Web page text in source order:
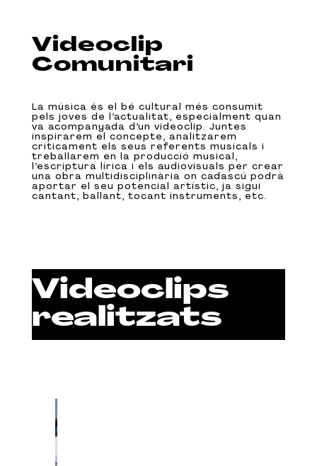
Videoclip
Comunitari
La música és el bé cultural més consumit
pels joves de l’actualitat, especialment quan
va acompanyada d’un videoclip. Juntes
inspirarem el concepte, analitzarem
críticament els seus referents musicals i
treballarem en la producció musical,
l’escriptura lírica i els audiovisuals per crear
una obra multidisciplinària on cadascú podrà
aportar el seu potencial artístic, ja sigui
cantant, ballant, tocant instruments, etc.
Videoclips
realitzats